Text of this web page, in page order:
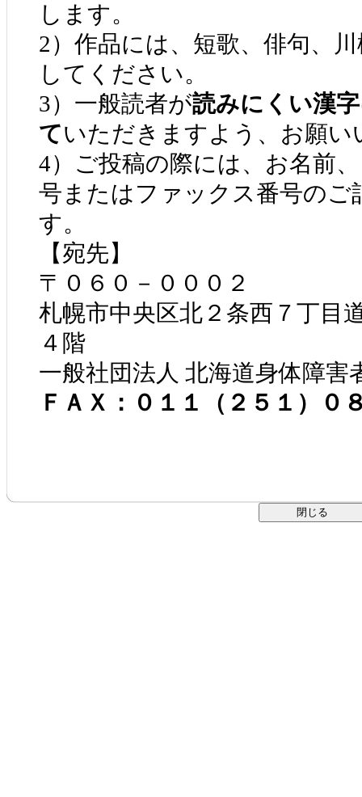
します。
2）作品には、短歌、俳句、
してください。
3）一般読者が読みにくい漢
ていただきますよう、お願い
4）ご投稿の際には、お名前
号またはファックス番号のご
す。
【宛先】
〒０６０－０００２
札幌市中央区北２条西７丁目
４階
一般社団法人 北海道身体障
ＦＡＸ：０１１（２５１）０